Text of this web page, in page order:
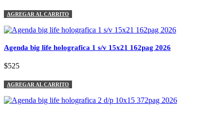
AGREGAR AL CARRITO
Agenda big life holografica 1 s/v 15x21 162pag 2026
$525
AGREGAR AL CARRITO